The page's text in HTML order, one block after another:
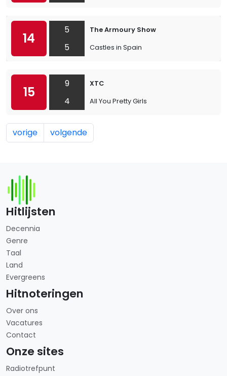
14
5
5
The Armoury Show
Castles in Spain
15
9
4
XTC
All You Pretty Girls
vorige volgende
Hitlijsten
Decennia
Genre
Taal
Land
Evergreens
Hitnoteringen
Over ons
Vacatures
Contact
Onze sites
Radiotrefpunt